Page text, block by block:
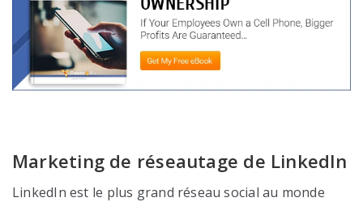
Marketing de réseautage de LinkedIn
LinkedIn est le plus grand réseau social au monde